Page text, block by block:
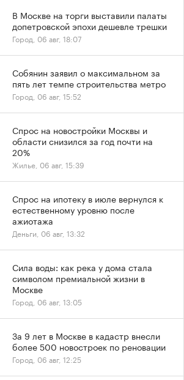
В Москве на торги выставили палаты
допетровской эпохи дешевле трешки
Город, 06 авг, 18:07
Собянин заявил о максимальном за
пять лет темпе строительства метро
Город, 06 авг, 15:52
Спрос на новостройки Москвы и
области снизился за год почти на
20%
Жилье, 06 авг, 15:39
Спрос на ипотеку в июле вернулся к
естественному уровню после
ажиотажа
Деньги, 06 авг, 13:32
Сила воды: как река у дома стала
символом премиальной жизни в
Москве
Город, 06 авг, 13:05
За 9 лет в Москве в кадастр внесли
более 500 новостроек по реновации
Город, 06 авг, 12:25